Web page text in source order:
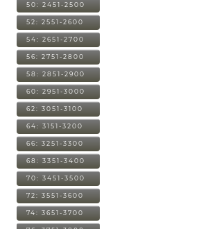
50: 2451-2500
52: 2551-2600
54: 2651-2700
56: 2751-2800
58: 2851-2900
60: 2951-3000
62: 3051-3100
64: 3151-3200
66: 3251-3300
68: 3351-3400
70: 3451-3500
72: 3551-3600
74: 3651-3700